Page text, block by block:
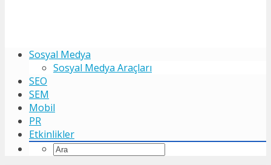
Sosyal Medya
Sosyal Medya Araçları
SEO
SEM
Mobil
PR
Etkinlikler